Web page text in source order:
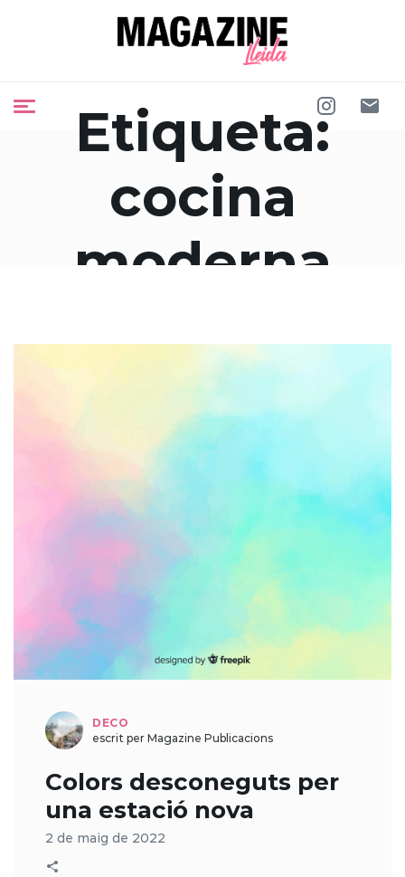
Etiqueta:
cocina
moderna
DECO
escrit per Magazine Publicacions
Colors desconeguts per
una estació nova
2 de maig de 2022